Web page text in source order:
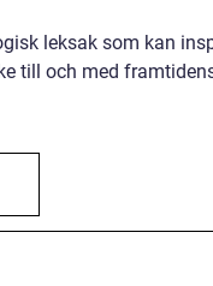
leksak som kan
till och med